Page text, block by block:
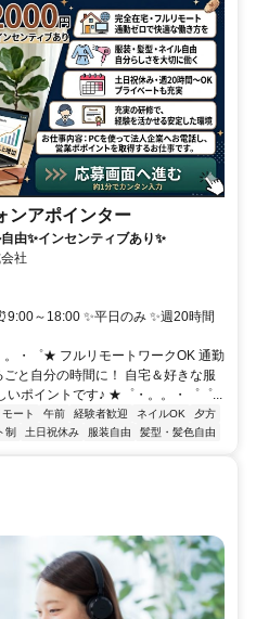
ンアポインター
由✨インセンティブあり✨
社
～18:00 ✨平日のみ ✨週20時間
・゜★ フルリモートワークOK 通勤
と自分の時間に！ 自宅＆好きな服
いポイントです♪ ★゜・。。・゜゜...
ート 午前 経験者歓迎 ネイルOK
夕方
制 土日祝休み 服装自由 髪型・髪色自由